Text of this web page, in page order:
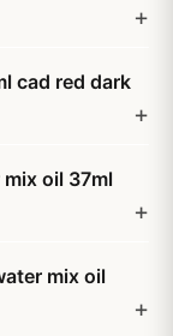
cad red dark
oil 37ml
mix oil